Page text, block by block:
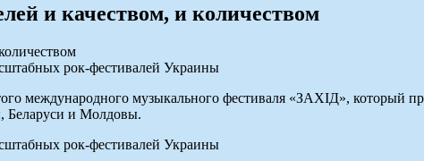
и качеством, и количеством
рок-фестивалей Украины
международного музыкального фестиваля «ЗАХІД», который
Беларуси и Молдовы.
рок-фестивалей Украины